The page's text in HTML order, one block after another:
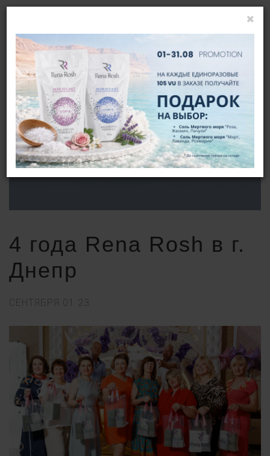
4 ГОДА RENA ROSH В Г. ДНЕПР
ГЛАВНАЯ НОВОСТИ 4 ГОДА RENA ROSH В Г. ДНЕПР
4 года Rena Rosh в г.
Днепр
СЕНТЯБРЯ 01 23